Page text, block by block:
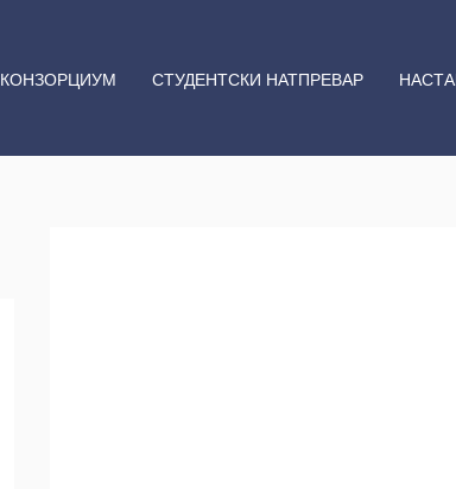
КОНЗОРЦИУМ СТУДЕНТСКИ НАТПРЕВАР